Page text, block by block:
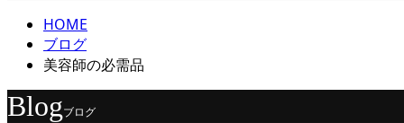
HOME
ブログ
美容師の必需品
Blogブログ